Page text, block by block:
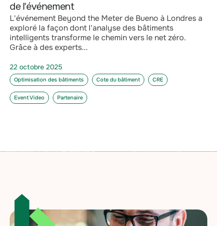
de l'événement
L'événement Beyond the Meter de Bueno à Londres a
exploré la façon dont l'analyse des bâtiments
intelligents transforme le chemin vers le net zéro.
Grâce à des experts...
22 octobre 2025
Optimisation des bâtiments Cote du bâtiment CRE
Event Video Partenaire